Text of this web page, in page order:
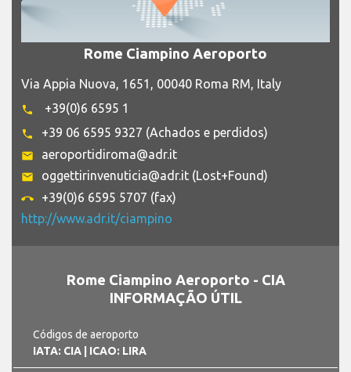
Rome Ciampino Aeroporto
Via Appia Nuova, 1651, 00040 Roma RM, Italy
phone +39(0)6 6595 1
phone +39 06 6595 9327 (Achados e perdidos)
email aeroportidiroma@adr.it
email oggettirinvenuticia@adr.it (Lost+Found)
call_end
+39(0)6 6595 5707 (fax)
http://www.adr.it/ciampino
Rome Ciampino Aeroporto - CIA
INFORMAÇÃO ÚTIL
Códigos de aeroporto
IATA: CIA
| ICAO: LIRA